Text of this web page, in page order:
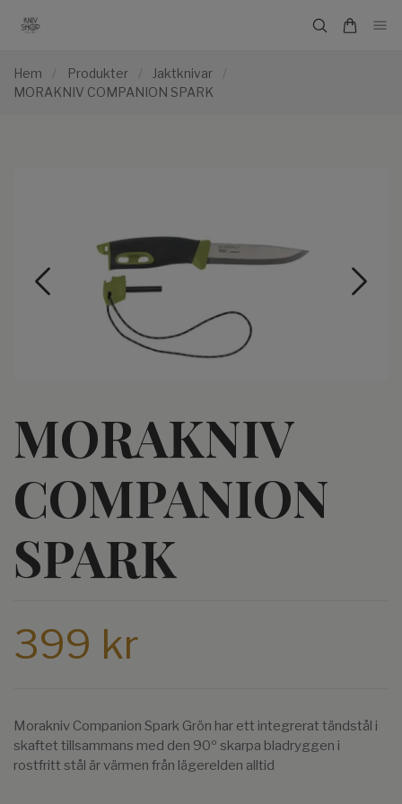
Hem / Produkter / Jaktknivar
/
MORAKNIV COMPANION SPARK
MORAKNIV
COMPANION
SPARK
399 kr
Morakniv Companion Spark Grön har ett integrerat tändstål i
skaftet tillsammans med den 90º skarpa bladryggen i
rostfritt stål är värmen från lägerelden alltid